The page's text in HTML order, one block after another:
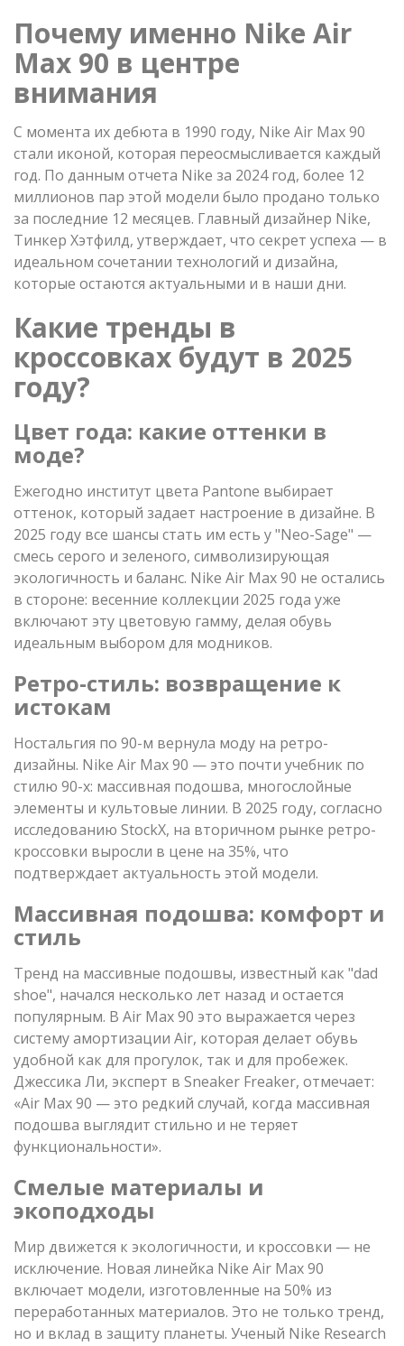
Почему именно Nike Air
Max 90 в центре
внимания
С момента их дебюта в 1990 году, Nike Air Max 90
стали иконой, которая переосмысливается каждый
год. По данным отчета Nike за 2024 год, более 12
миллионов пар этой модели было продано только
за последние 12 месяцев. Главный дизайнер Nike,
Тинкер Хэтфилд, утверждает, что секрет успеха — в
идеальном сочетании технологий и дизайна,
которые остаются актуальными и в наши дни.
Какие тренды в
кроссовках будут в 2025
году?
Цвет года: какие оттенки в
моде?
Ежегодно институт цвета Pantone выбирает
оттенок, который задает настроение в дизайне. В
2025 году все шансы стать им есть у "Neo-Sage" —
смесь серого и зеленого, символизирующая
экологичность и баланс. Nike Air Max 90 не остались
в стороне: весенние коллекции 2025 года уже
включают эту цветовую гамму, делая обувь
идеальным выбором для модников.
Ретро-стиль: возвращение к
истокам
Ностальгия по 90-м вернула моду на ретро-
дизайны. Nike Air Max 90 — это почти учебник по
стилю 90-х: массивная подошва, многослойные
элементы и культовые линии. В 2025 году, согласно
исследованию StockX, на вторичном рынке ретро-
кроссовки выросли в цене на 35%, что
подтверждает актуальность этой модели.
Массивная подошва: комфорт и
стиль
Тренд на массивные подошвы, известный как "dad
shoe", начался несколько лет назад и остается
популярным. В Air Max 90 это выражается через
систему амортизации Air, которая делает обувь
удобной как для прогулок, так и для пробежек.
Джессика Ли, эксперт в Sneaker Freaker, отмечает:
«Air Max 90 — это редкий случай, когда массивная
подошва выглядит стильно и не теряет
функциональности».
Смелые материалы и
экоподходы
Мир движется к экологичности, и кроссовки — не
исключение. Новая линейка Nike Air Max 90
включает модели, изготовленные на 50% из
переработанных материалов. Это не только тренд,
но и вклад в защиту планеты. Ученый Nike Research